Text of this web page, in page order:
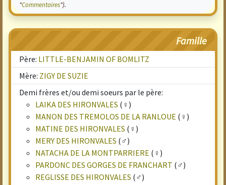
"Commentaires").
Famille
Père: LITTLE-BENJAMIN OF BOMLITZ
Mère: ZIGY DE SUZIE
Demi frères et/ou demi soeurs par le père:
LAIKA DES HIRONVALES (♀)
MANON DES TREMOLOS DE LA RANLOUE (♀)
MATINE DES HIRONVALES (♀)
MERY DES HIRONVALES (♂)
NATACHA DE LA MONTPARRIERE (♀)
PARDONC DES GORGES DE FRANCHART (♂)
REGLISSE DES HIRONVALES (♂)